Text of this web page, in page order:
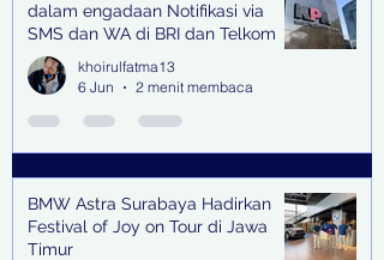
dalam engadaan Notifikasi via
SMS dan WA di BRI dan Telkom
khoirulfatma13
6 Jun
2 menit membaca
BMW Astra Surabaya Hadirkan
Festival of Joy on Tour di Jawa
Timur